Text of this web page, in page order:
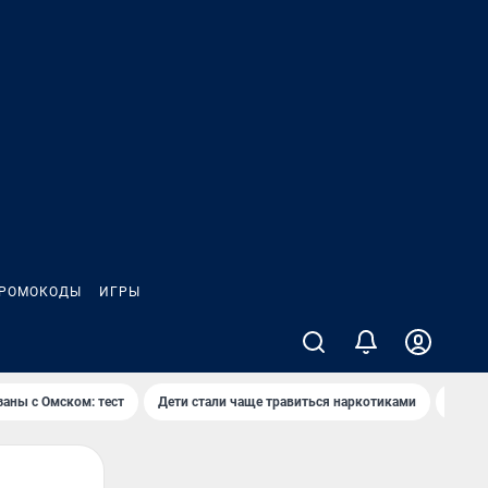
ИГРЫ
с Омском: тест Дети стали чаще травиться наркотиками